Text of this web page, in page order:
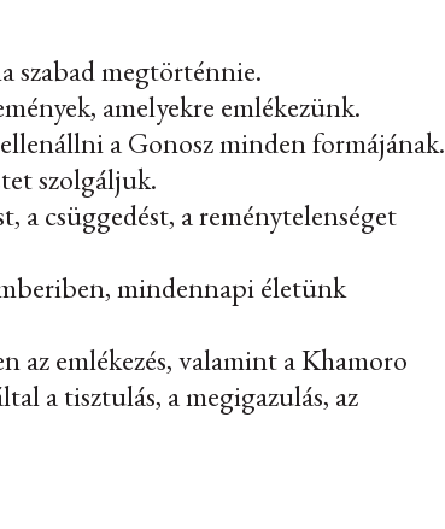
szabad megtörténnie.
amelyekre emlékezünk.
a Gonosz minden formájának.
szolgáljuk.
a csüggedést, a reménytelenséget
mindennapi életünk
az emlékezés, valamint a Khamoro
a tisztulás, a megigazulás, az